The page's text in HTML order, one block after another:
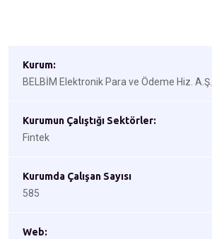
Kurum:
BELBİM Elektronik Para ve Ödeme Hiz. A.Ş.
Kurumun Çalıştığı Sektörler:
Fintek
Kurumda Çalışan Sayısı
585
Web: